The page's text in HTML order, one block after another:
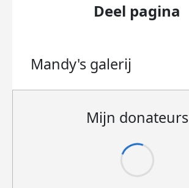
Deel pagina
Mandy's galerij
Mijn donateurs